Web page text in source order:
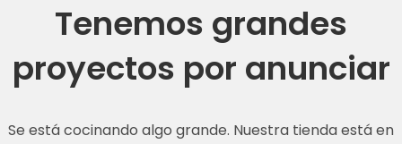
Tenemos grandes
proyectos por anunciar
Se está cocinando algo grande. Nuestra tienda está en